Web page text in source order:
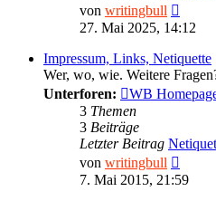
von writingbull
Beitrag
27. Mai 2025, 14:12
Impressum, Links, Netiquette
Wer, wo, wie. Weitere
Unterforen:
WB
3 Themen
3 Beiträge
Letzter Beitrag
von writingbull
Beitrag
7. Mai 2015, 21:59